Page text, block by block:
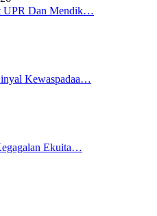
UPR Dan Mendik…
Kewaspadaa…
Ekuita…